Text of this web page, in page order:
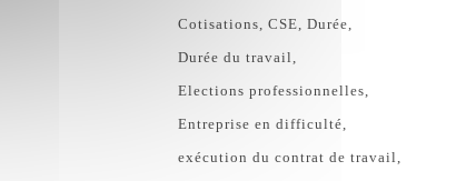
Cotisations CSE Durée
Durée du travail
Elections professionnelles
Entreprise en difficulté
exécution du contrat de travail